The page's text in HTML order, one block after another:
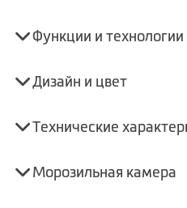
Функции и технологии
Дизайн и цвет
Технические
Морозильная камера